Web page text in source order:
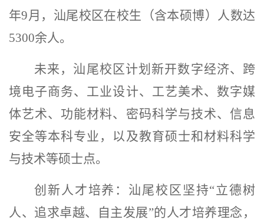
年9月，汕尾校区在校生（含本硕博）人数达
5300余人。
未来，汕尾校区计划新开数字经济、跨
境电子商务、工业设计、工艺美术、数字媒
体艺术、功能材料、密码科学与技术、信息
安全等本科专业，以及教育硕士和材料科学
与技术等硕士点。
创新人才培养： 汕尾校区坚持“立德树
人、追求卓越、自主发展”的人才培养理念，